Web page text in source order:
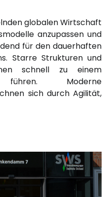
globalen Wirtschaft
anzupassen und
für den dauerhaften
Starre Strukturen und
schnell zu einem
führen. Moderne
sich durch Agilität,